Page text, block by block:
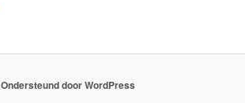
Ondersteund door WordPress